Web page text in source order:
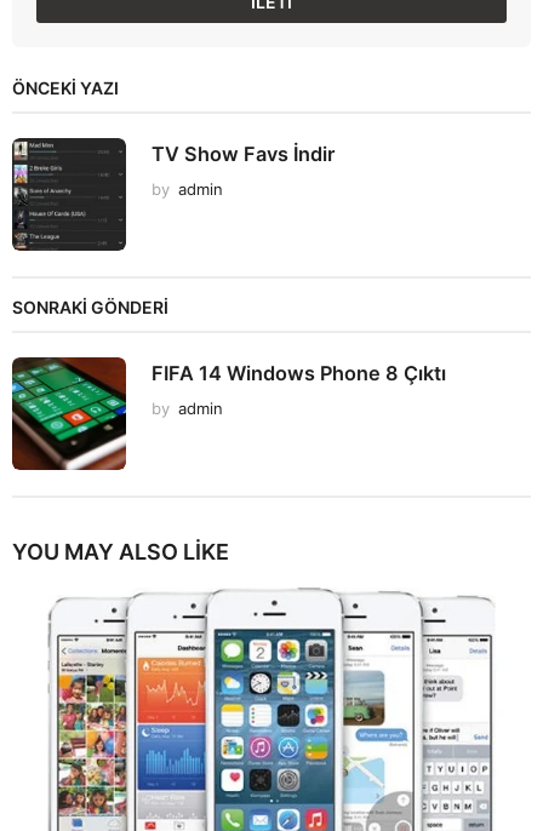
ÖNCEKI YAZI
TV Show Favs İndir
by admin
SONRAKİ GÖNDERİ
FIFA 14 Windows Phone 8 Çıktı
by admin
YOU MAY ALSO LIKE